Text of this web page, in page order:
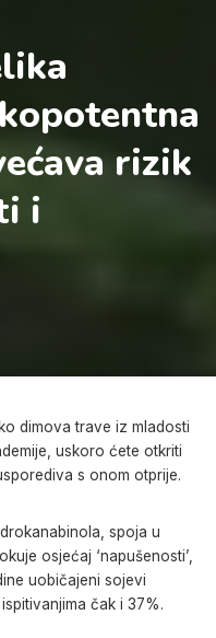
rizik
i
dimova trave iz mladosti
uskoro ćete otkriti
s onom otprije.
spoja u
osjećaj ‘napušenosti’,
uobičajeni sojevi
čak i 37%.